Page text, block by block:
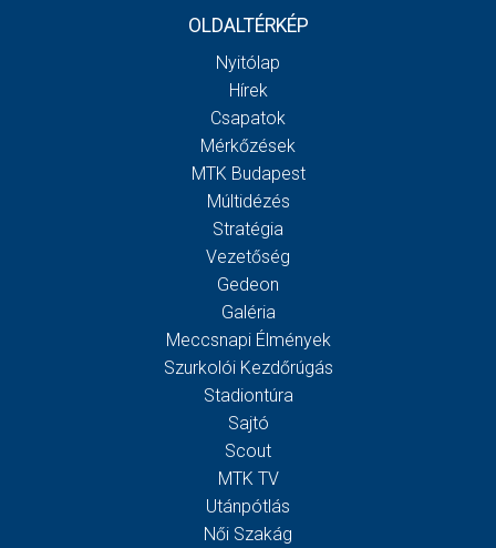
OLDALTÉRKÉP
Nyitólap
Hírek
Csapatok
Mérkőzések
MTK Budapest
Múltidézés
Stratégia
Vezetőség
Gedeon
Galéria
Meccsnapi Élmények
Szurkolói Kezdőrúgás
Stadiontúra
Sajtó
Scout
MTK TV
Utánpótlás
Női Szakág